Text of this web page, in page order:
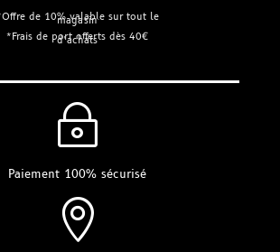
de 10% valable sur tout le
magasin
*Frais de port offerts dès 40€
d’achats
~
Paiement 100% sécurisé
